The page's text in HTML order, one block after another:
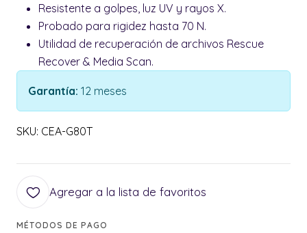
Resistente a golpes, luz UV y rayos X.
Probado para rigidez hasta 70 N.
Utilidad de recuperación de archivos Rescue
Recover & Media Scan.
Garantía: 12 meses
SKU: CEA-G80T
Agregar a la lista de favoritos
MÉTODOS DE PAGO